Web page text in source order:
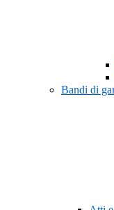
Bandi di